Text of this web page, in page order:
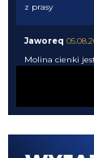
z prasy
Jaworeq
Molina cienki